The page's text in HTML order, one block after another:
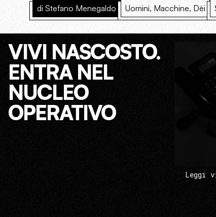
di Stefano Menegaldo Uomini, Macchine, Dèi
VIVI NASCOSTO.
ENTRA NEL
NUCLEO
OPERATIVO
Leggi